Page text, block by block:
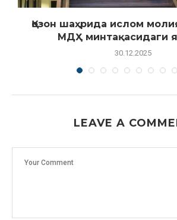
Қозон шаҳрида ислом
МДҲ минтақасидаги
30.12.2025
LEAVE A